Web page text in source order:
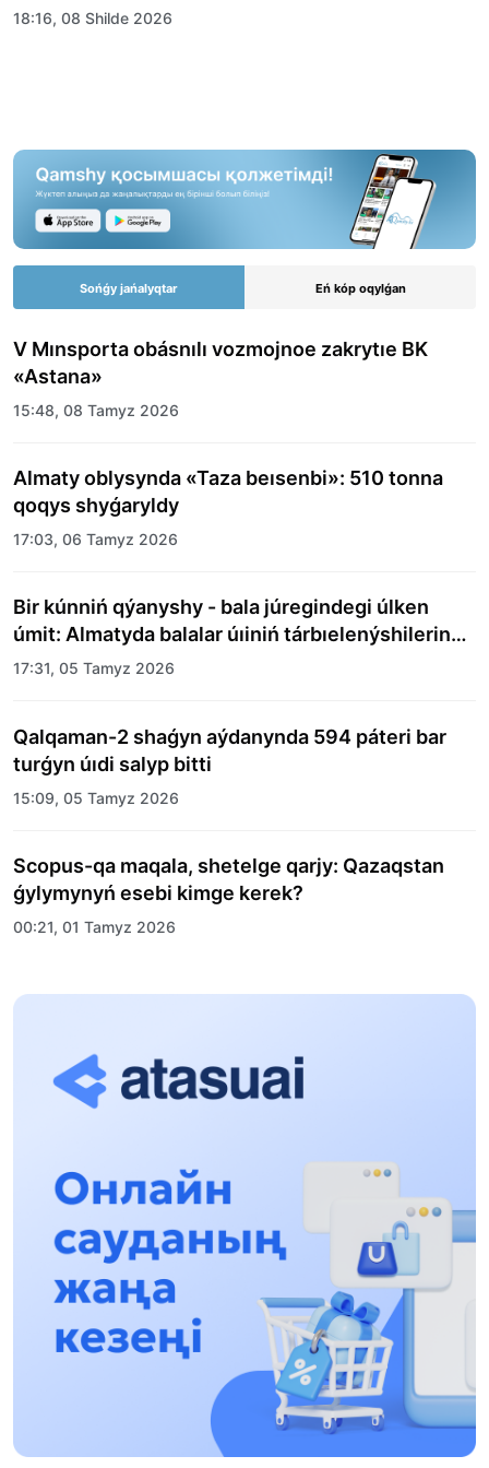
18:16, 08 Shilde 2026
Sońǵy jańalyqtar Eń kóp oqylǵan
V Mınsporta obásnılı vozmojnoe zakrytıe BK
«Astana»
15:48, 08 Tamyz 2026
Almaty oblysynda «Taza beısenbi»: 510 tonna
qoqys shyǵaryldy
17:03, 06 Tamyz 2026
Bir kúnniń qýanyshy - bala júregindegi úlken
úmit: Almatyda balalar úıiniń tárbıelenýshilerine
merekelik kún uıymdastyryldy
17:31, 05 Tamyz 2026
Qalqaman-2 shaǵyn aýdanynda 594 páteri bar
turǵyn úıdi salyp bitti
15:09, 05 Tamyz 2026
Scopus-qa maqala, shetelge qarjy: Qazaqstan
ǵylymynyń esebi kimge kerek?
00:21, 01 Tamyz 2026
«Zań kerýeni» jobasy: Abaı oblysynda quqyqtyq
17:31, 31 Shilde 2026
13:13, 30 Shilde 2026
Asqat Asylbekov: Kúshti bılikke kúshti tulǵalar
kerek!
12:01, 28 Shilde 2026
Abzal Dostıar: Dýman Muhametkárimdi Almaty
túrmesine aýystyrýy múmkin
16:15, 27 Shilde 2026